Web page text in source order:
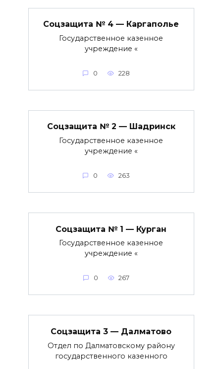
Соцзащита № 4 — Каргаполье
Государственное казенное
учреждение «
0 228
Соцзащита № 2 — Шадринск
Государственное казенное
учреждение «
0 263
Соцзащита № 1 — Курган
Государственное казенное
учреждение «
0 267
Соцзащита 3 — Далматово
Отдел по Далматовскому району
государственного казенного